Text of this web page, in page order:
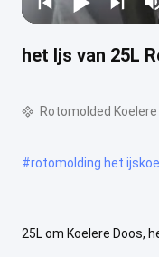
het Ijs van 25L
Rotomolded Koelere
#rotomolding het
25L om Koelere Doos,